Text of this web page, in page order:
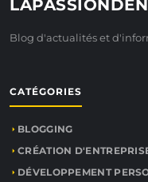
Blog d'actualités et
CATÉGORIES
BLOGGING
CRÉATION
DÉVELOPPEMENT